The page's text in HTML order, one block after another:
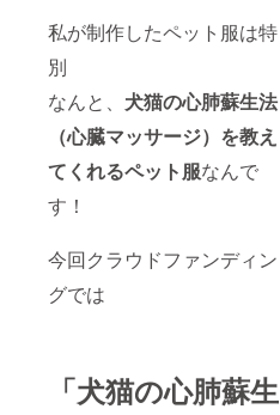
私が制作したペット服は特
別
なんと、 犬猫の心肺蘇生法
（心臓マッサージ）を教え
てくれるペット服なんで
す！
今回クラウドファンディン
グでは
「犬猫の心肺蘇生